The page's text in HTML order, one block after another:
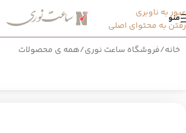
عبور به ناوبری
رفتن به محتوای اصلی
منو
خانه/فروشگاه ساعت نوری/همه ی محصولات